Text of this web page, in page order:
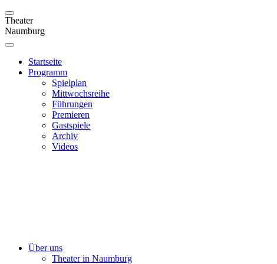
Theater
Naumburg
Startseite
Programm
Spielplan
Mittwochsreihe
Führungen
Premieren
Gastspiele
Archiv
Videos
Über uns
Theater in Naumburg